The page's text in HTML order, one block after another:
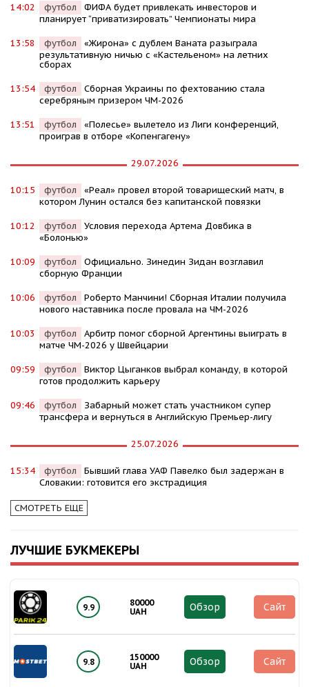
14:02 футбол
ФИФА будет привлекать инвесторов и
планирует “приватизировать” Чемпионаты мира
13:58 футбол
«Жирона» с дублем Ваната разыграла
результативную ничью с «Кастельеном» на летних
сборах
13:54 футбол
Сборная Украины по фехтованию стала
серебряным призером ЧМ-2026
13:51 футбол
«Полесье» вылетело из Лиги конференций,
проиграв в отборе «Копенгагену»
29.07.2026
10:15 футбол
«Реал» провел второй товарищеский матч, в
котором Лунин остался без капитанской повязки
10:12 футбол
Условия перехода Артема Довбика в
«Болонью»
10:09 футбол
Официально. Зинедин Зидан возглавил
сборную Франции
10:06 футбол
Роберто Манчини! Сборная Италии получила
нового наставника после провала на ЧМ-2026
10:03 футбол
Арбитр помог сборной Аргентины выиграть в
матче ЧМ-2026 у Швейцарии
09:59 футбол
Виктор Цыганков выбрал команду, в которой
готов продолжить карьеру
09:46 футбол
Забарный может стать участником супер
трансфера и вернуться в Английскую Премьер-лигу
25.07.2026
15:34 футбол
Бывший глава УАФ Павелко был задержан в
Словакии: готовится его экстрадиция
СМОТРЕТЬ ЕЩЕ
ЛУЧШИЕ БУКМЕКЕРЫ
9.9
80000
UAH
Обзор Сайт
9.8
150000
UAH
Обзор Сайт